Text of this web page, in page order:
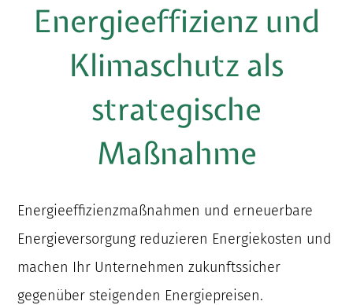
Energieeffizienz und
Klimaschutz als
strategische
Maßnahme
Energieeffizienzmaßnahmen und erneuerbare
Energieversorgung reduzieren Energiekosten und
machen Ihr Unternehmen zukunftssicher
gegenüber steigenden Energiepreisen.